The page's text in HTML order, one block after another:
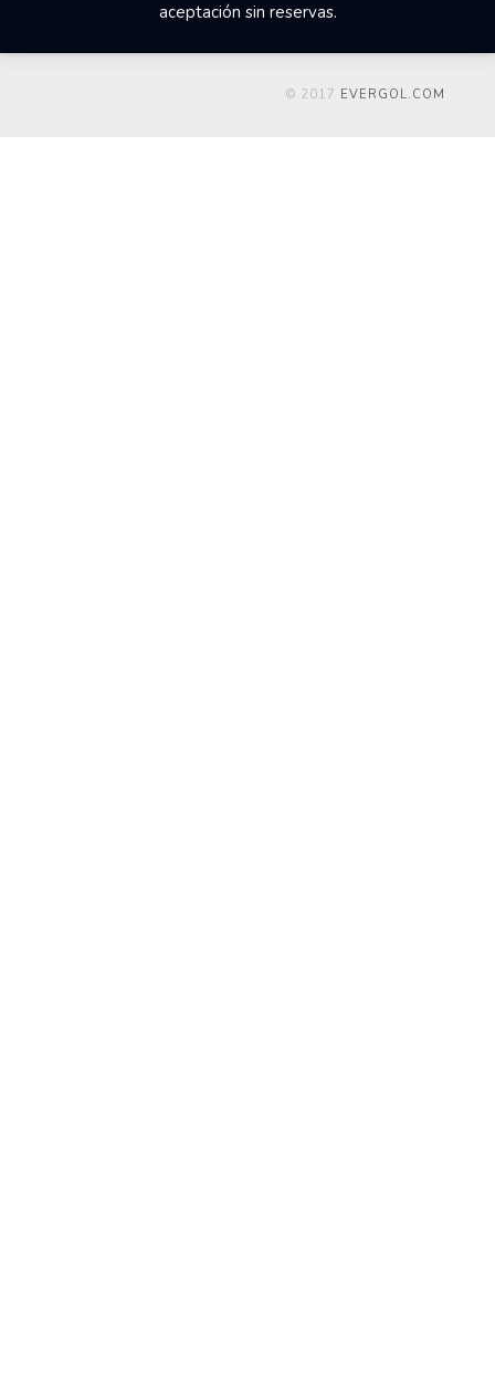
aceptación sin reservas.
© 2017 EVERGOL.COM